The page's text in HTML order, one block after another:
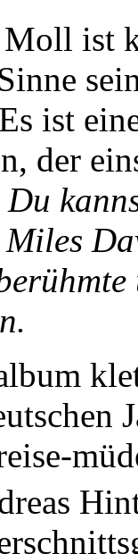
Moll ist
ist
der
Du